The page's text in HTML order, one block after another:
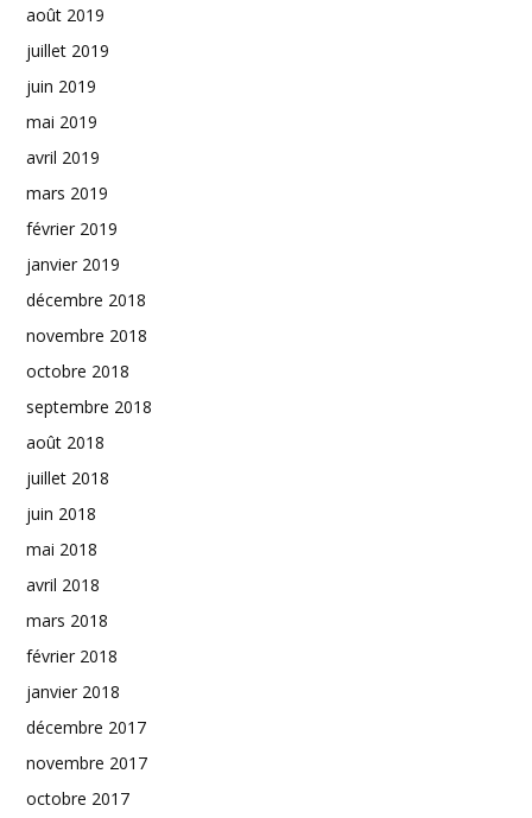
août 2019
juillet 2019
juin 2019
mai 2019
avril 2019
mars 2019
février 2019
janvier 2019
décembre 2018
novembre 2018
octobre 2018
septembre 2018
août 2018
juillet 2018
juin 2018
mai 2018
avril 2018
mars 2018
février 2018
janvier 2018
décembre 2017
novembre 2017
octobre 2017